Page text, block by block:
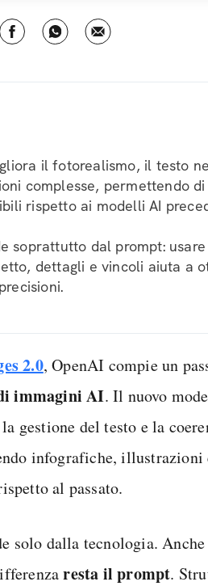
il fotorealismo, il testo
complesse, permettendo
rispetto ai modelli AI
soprattutto dal prompt:
dettagli e vincoli aiuta a
2.0, OpenAI compie un
immagini AI. Il nuovo
gestione del testo e la
infografiche,
al passato.
solo dalla tecnologia. Anche
resta il prompt.